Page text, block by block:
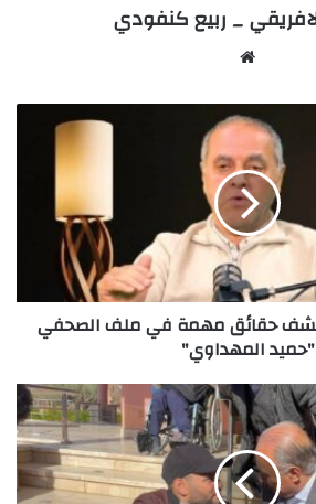
_ ربيع كنفودي
يكشف حقائق مهمة في ملف الصحفي
"حميد المهداوي"